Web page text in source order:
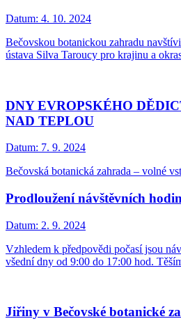
Datum: 4. 10. 2024
Bečovskou botanickou zahradu
ústava Silva Taroucy pro krajinu a
DNY EVROPSKÉHO
NAD TEPLOU
Datum: 7. 9. 2024
Bečovská botanická zahrada – volné
Prodloužení návštěvních
Datum: 2. 9. 2024
Vzhledem k předpovědi počasí jsou
všední dny od 9:00 do 17:00 hod.
Jiřiny v Bečovské botanické